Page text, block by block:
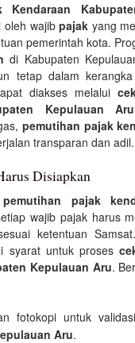
Kendaraan
oleh wajibpajak yang
pemerintah kota.
di Kabupaten
tetap dalam
diakses melalui
Kepulauan Aru
pemutihan pajak
transparan dan adil.
Disiapkan
pemutihan pajak
wajib pajak harus
ketentuan
syarat untuk proses
Kepulauan Aru.
fotokopi untuk validasi
Aru.